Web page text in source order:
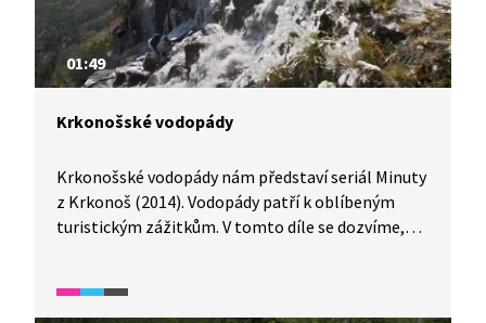
01:49
Krkonošské vodopády
Krkonošské vodopády nám představí seriál Minuty
z Krkonoš (2014). Vodopády patří k oblíbeným
turistickým zážitkům. V tomto díle se dozvíme,